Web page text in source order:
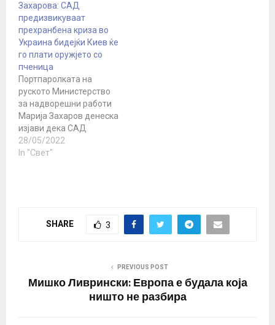
Захарова: САД
предизвикуваат
прехранбена криза во
Украина бидејќи Киев ќе
го плати оружјето со
пченица
Портпаролката на
руското Министерство
за надворешни работи
Марија Захаров денеска
изјави дека САД
предизвикуваат
прехранбена криза во
го плати со пченица.
28/05/2022
In "Свет"
SHARE 3
PREVIOUS POST
Мишко Ливрински: Европа е будала која
ништо не разбира